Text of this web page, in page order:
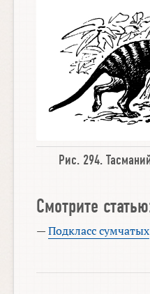
Рис. 294.
Смотрите
—Подкласс сумчатых